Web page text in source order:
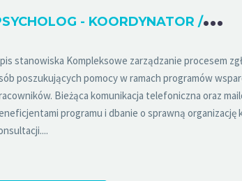
P
SYCHOLOG - KOORDYNATOR / PSYCHOLOŻKA - KOORDYNATORKA PROGRAMU EAP
stanowiska Kompleksowe zarządzanie procesem
poszukujących pomocy w ramach programów
Bieżąca komunikacja telefoniczna oraz
programu i dbanie o sprawną organizację